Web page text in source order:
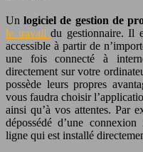
Unlogiciel de gestion de
le travaildu gestionnaire. Il
accessible à partir de
une fois connecté à
directement sur votre
possède leurs propres
vous faudra choisir
ainsi qu’à vos attentes. Par
dépossédé d’une
ligne qui est installé